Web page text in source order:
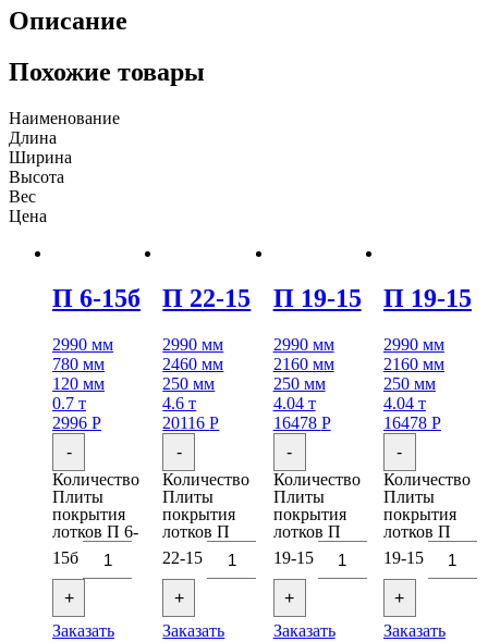
Описание
Похожие товары
Наименование
Длина
Ширина
Высота
Вес
Цена
П 6-15б
2990 мм
780 мм
120 мм
0.7 т
2996 Р
-
Количество
Плиты
покрытия
лотков П 6-
15б
+
Заказать
П 22-15
2990 мм
2460 мм
250 мм
4.6 т
20116Р
-
Количество
Плиты
покрытия
лотков П
22-15
+
Заказать
П 19-15
2990 мм
2160 мм
250 мм
4.04 т
16478 Р
-
Количество
Плиты
покрытия
лотков П
19-15
+
Заказать
П 19-15
2990 мм
2160 мм
250 мм
4.04 т
16478 Р
-
Количество
Плиты
покрытия
лотков П
19-15
+
Заказать